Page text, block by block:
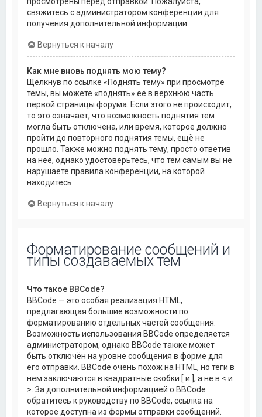
свяжитесь с администратором конференции для
получения дополнительной информации.
Вернуться к началу
Как мне вновь поднять мою тему?
Щёлкнув по ссылке «Поднять тему» при просмотре
темы, вы можете «поднять» её в верхнюю часть
первой страницы форума. Если этого не происходит,
то это означает, что возможность поднятия тем
могла быть отключена, или время, которое должно
пройти до повторного поднятия темы, ещё не
прошло. Также можно поднять тему, просто ответив
на неё, однако удостоверьтесь, что тем самым вы не
нарушаете правила конференции, на которой
находитесь.
Вернуться к началу
Форматирование сообщений и
типы создаваемых тем
Что такое BBCode?
BBCode — это особая реализация HTML,
предлагающая большие возможности по
форматированию отдельных частей сообщения.
Возможность использования BBCode определяется
администратором, однако BBCode также может
быть отключён на уровне сообщения в форме для
его отправки. BBCode очень похож на HTML, но теги в
нём заключаются в квадратные скобки [ и ], а не в < и
>. За дополнительной информацией о BBCode
обратитесь к руководству по BBCode, ссылка на
которое доступна из формы отправки сообщений.